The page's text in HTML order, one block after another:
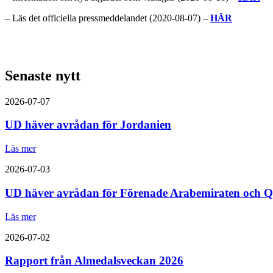
– Läs det officiella pressmeddelandet (2020-08-07) – HÄR
Senaste nytt
2026-07-07
UD häver avrådan för Jordanien
Läs mer
2026-07-03
UD häver avrådan för Förenade Arabemiraten och
Läs mer
2026-07-02
Rapport från Almedalsveckan 2026